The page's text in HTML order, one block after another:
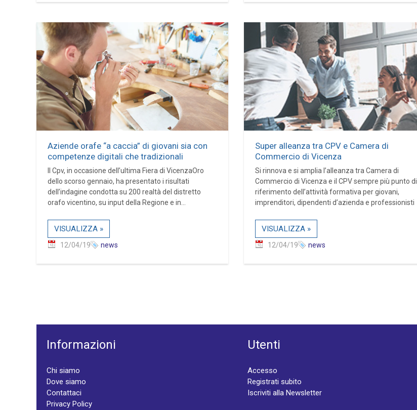
Aziende orafe “a caccia” di giovani sia con
competenze digitali che tradizionali
Il Cpv, in occasione dell’ultima Fiera di VicenzaOro
dello scorso gennaio, ha presentato i risultati
dell’indagine condotta su 200 realtà del distretto
orafo vicentino, su input della Regione e in...
VISUALIZZA »
12/04/19 news
Super alleanza tra CPV e Camera di
Commercio di Vicenza
Si rinnova e si amplia l’alleanza tra Camera di
Commercio di Vicenza e il CPV sempre più punto di
riferimento dell’attività formativa per giovani,
imprenditori, dipendenti d’azienda e professionisti
VISUALIZZA »
12/04/19 news
Informazioni
Chi siamo
Dove siamo
Contattaci
Privacy Policy
Utenti
Accesso
Registrati subito
Iscriviti alla Newsletter